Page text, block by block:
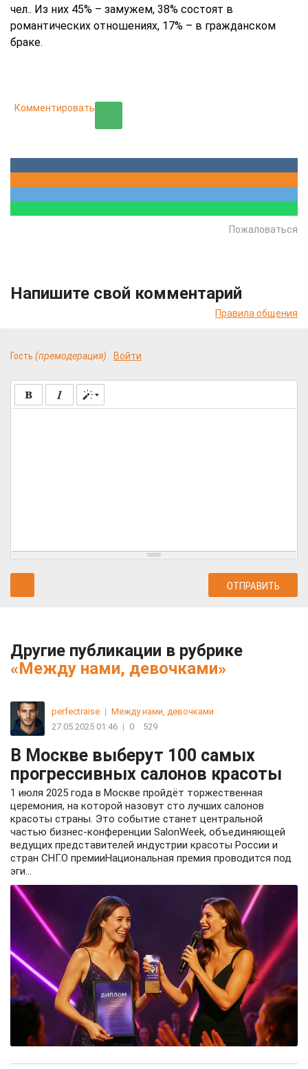
чел.. Из них 45% – замужем, 38% состоят в
романтических отношениях, 17% – в гражданском
браке.
Комментировать
Пожаловаться
Напишите свой комментарий
Правила общения
Гость (премодерация) Войти
Другие публикации в рубрике
«Между нами, девочками»
perfectraise | Между нами, девочками
27.05.2025 01:46 | 0 529
В Москве выберут 100 самых
прогрессивных салонов красоты
1 июля 2025 года в Москве пройдёт торжественная
церемония, на которой назовут сто лучших салонов
красоты страны. Это событие станет центральной
частью бизнес-конференции SalonWeek, объединяющей
ведущих представителей индустрии красоты России и
стран СНГ.О премииНациональная премия проводится под
эги...